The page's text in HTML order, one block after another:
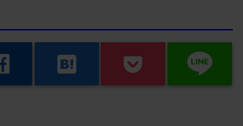
hatenabookmark line